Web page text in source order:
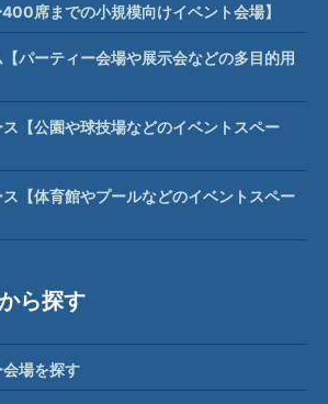
席までの小規模向けイベント会場】
パーティー会場や展示会などの多目的用
【公園や球技場などのイベントスペー
【体育館やプールなどのイベントスペー
ら探す
場を探す